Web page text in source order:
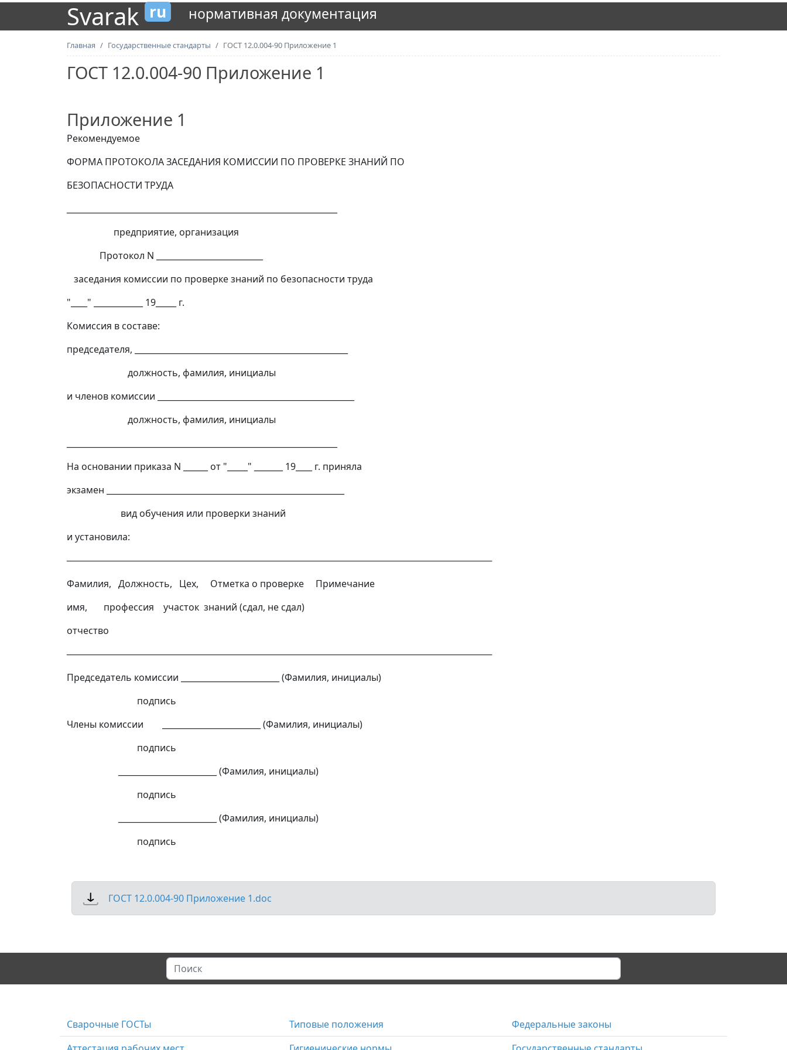
Svarak ru нормативная документация
Главная Государственные стандарты ГОСТ 12.0.004-90 Приложение 1
ГОСТ 12.0.004-90 Приложение 1
Приложение 1
Рекомендуемое
ФОРМА ПРОТОКОЛА ЗАСЕДАНИЯ КОМИССИИ ПО ПРОВЕРКЕ ЗНАНИЙ ПО
БЕЗОПАСНОСТИ ТРУДА
предприятие, организация
Протокол N __________________________
заседания комиссии по проверке знаний по безопасности труда
"____" ____________ 19_____ г.
Комиссия в составе:
председателя, ____________________________________________________
должность, фамилия, инициалы
и членов комиссии ________________________________________________
должность, фамилия, инициалы
На основании приказа N ______ от "_____" _______ 19____ г. приняла
экзамен __________________________________________________________
вид обучения или проверки знаний
и установила:
──────────────────────────────────────────────────────────────────
Фамилия, Должность, Цех, Отметка о проверке Примечание
имя, профессия участок знаний (сдал, не сдал)
отчество
──────────────────────────────────────────────────────────────────
Председатель комиссии ________________________ (Фамилия, инициалы)
подпись
Члены комиссии ________________________ (Фамилия, инициалы)
подпись
________________________ (Фамилия, инициалы)
подпись
________________________ (Фамилия, инициалы)
подпись
ГОСТ 12.0.004-90 Приложение 1.doc
Сварочные ГОСТы Типовые положения
Федеральные законы